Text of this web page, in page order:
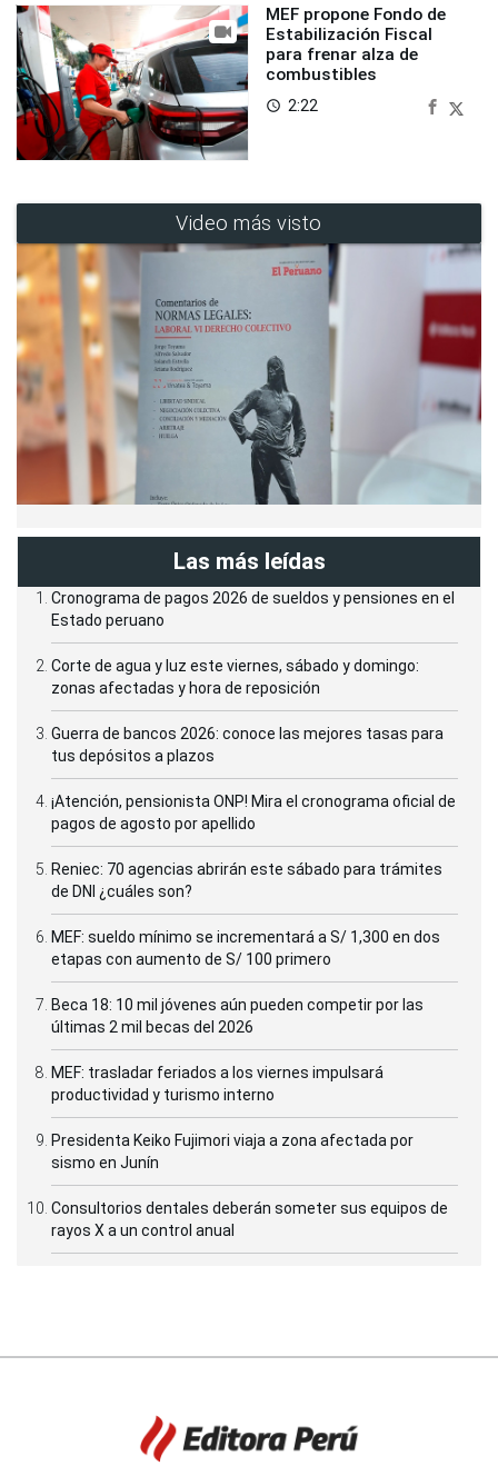
MEF propone Fondo de
Estabilización Fiscal
para frenar alza de
combustibles
access_time 2:22
Video más visto
Las más leídas
Cronograma de pagos 2026 de sueldos y pensiones en el
Estado peruano
Corte de agua y luz este viernes, sábado y domingo:
zonas afectadas y hora de reposición
Guerra de bancos 2026: conoce las mejores tasas para
tus depósitos a plazos
¡Atención, pensionista ONP! Mira el cronograma oficial de
pagos de agosto por apellido
Reniec: 70 agencias abrirán este sábado para trámites
de DNI ¿cuáles son?
MEF: sueldo mínimo se incrementará a S/ 1,300 en dos
etapas con aumento de S/ 100 primero
Beca 18: 10 mil jóvenes aún pueden competir por las
últimas 2 mil becas del 2026
MEF: trasladar feriados a los viernes impulsará
productividad y turismo interno
Presidenta Keiko Fujimori viaja a zona afectada por
sismo en Junín
Consultorios dentales deberán someter sus equipos de
rayos X a un control anual